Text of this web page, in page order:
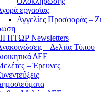
εργασίας
Αγγελίες Προσφοράς –
Newsletters
– Δελτία Τύπου
ΔΕΕ
– Έρευνες